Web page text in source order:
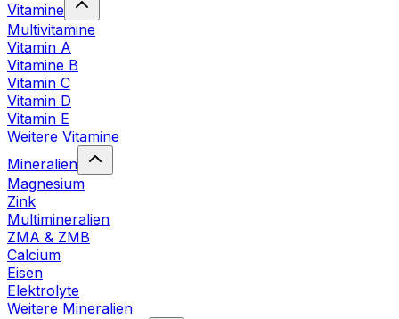
Vitamine
Multivitamine
Vitamin A
Vitamine B
Vitamin C
Vitamin D
Vitamin E
Weitere Vitamine
Mineralien
Magnesium
Zink
Multimineralien
ZMA & ZMB
Calcium
Eisen
Elektrolyte
Weitere Mineralien